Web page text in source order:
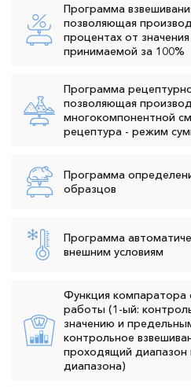
Программа
позволяющая
процентах от
принимаемой за 100%
Программа
позволяющая
многокомпонентной
рецептура - режим
Программа
образцов
Программа
внешним условиям
Функция
работы (1-ый:
значению и
контрольное
проходящий диапазон
диапазона)